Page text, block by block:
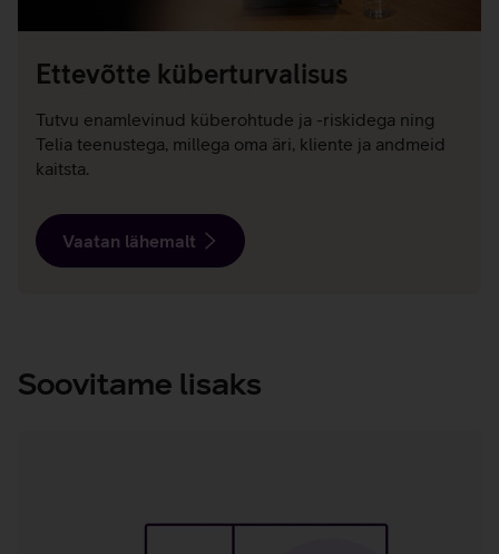
Ettevõtte küberturvalisus
Tutvu enamlevinud küberohtude ja -riskidega ning
Telia teenustega, millega oma äri, kliente ja andmeid
kaitsta.
Vaatan lähemalt
Soovitame lisaks